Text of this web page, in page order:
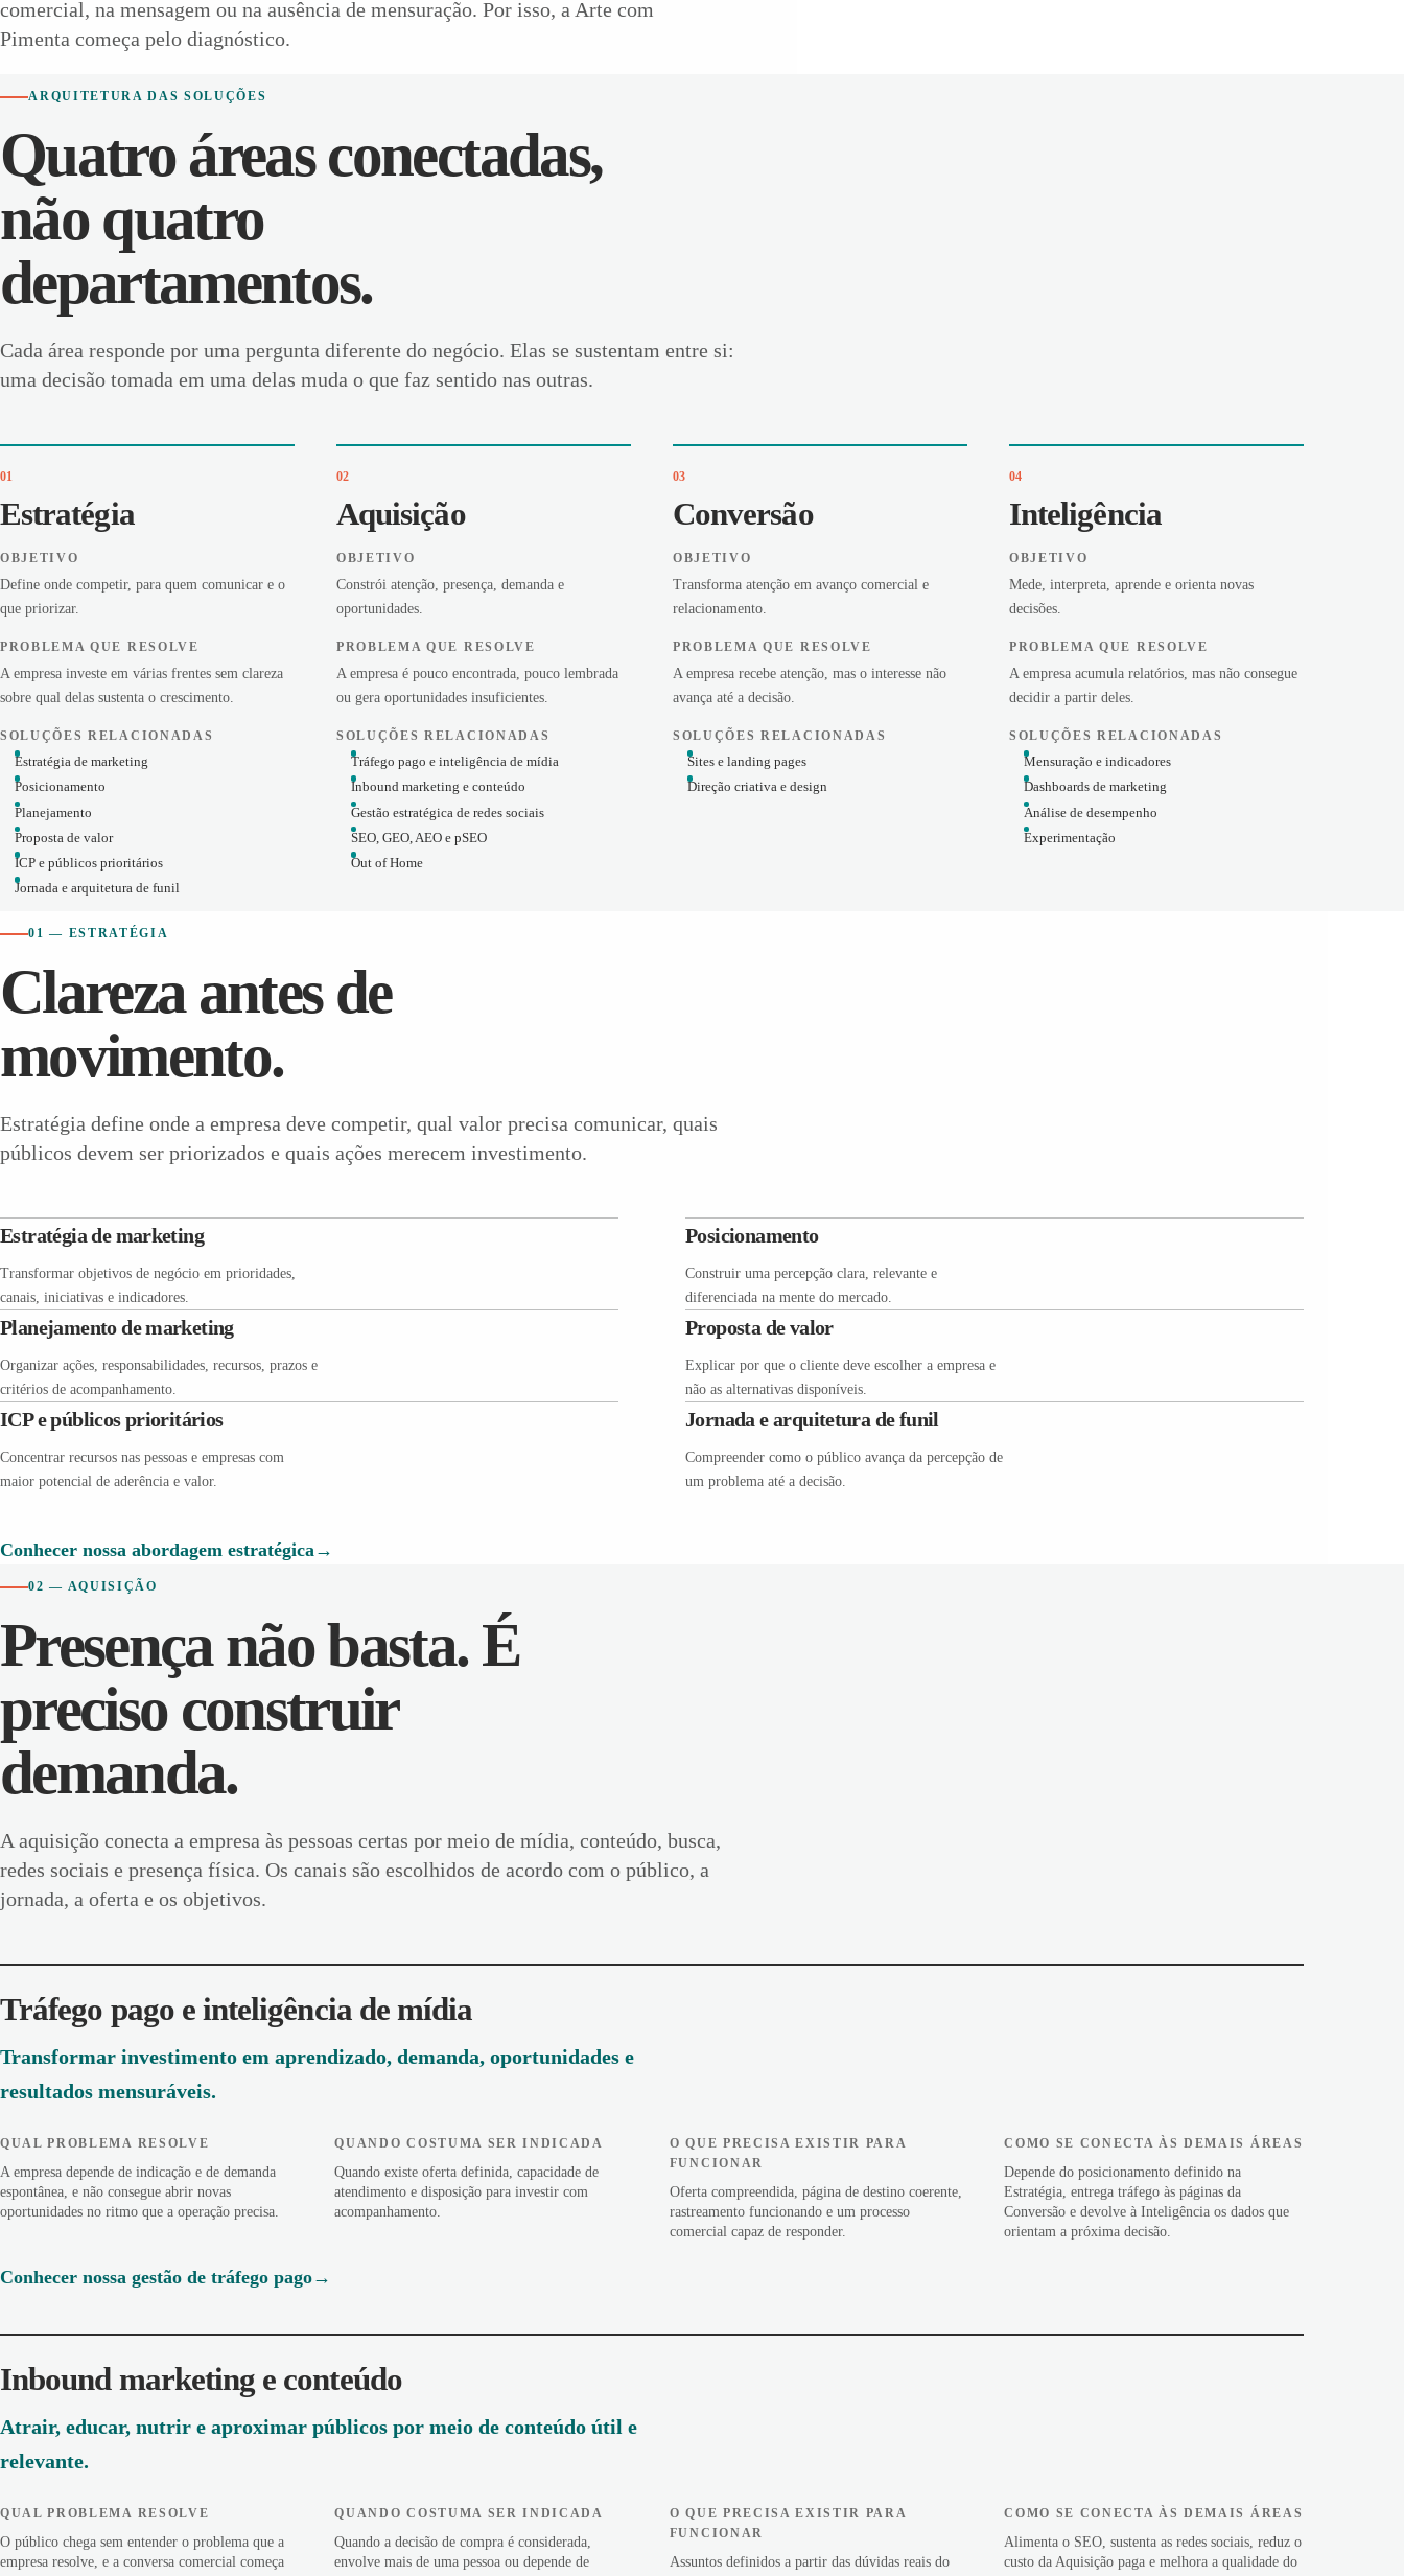
comercial, na mensagem ou na ausência de mensuração. Por isso, a Arte com
Pimenta começa pelo diagnóstico.
ARQUITETURA DAS SOLUÇÕES
Quatro áreas conectadas,
não quatro
departamentos.
Cada área responde por uma pergunta diferente do negócio. Elas se sustentam entre si:
uma decisão tomada em uma delas muda o que faz sentido nas outras.
01
Estratégia
OBJETIVO
Define onde competir, para quem comunicar e o
que priorizar.
PROBLEMA QUE RESOLVE
A empresa investe em várias frentes sem clareza
sobre qual delas sustenta o crescimento.
SOLUÇÕES RELACIONADAS
Estratégia de marketing
Posicionamento
Planejamento
Proposta de valor
ICP e públicos prioritários
Jornada e arquitetura de funil
02
Aquisição
OBJETIVO
Constrói atenção, presença, demanda e
oportunidades.
PROBLEMA QUE RESOLVE
A empresa é pouco encontrada, pouco lembrada
ou gera oportunidades insuficientes.
SOLUÇÕES RELACIONADAS
Tráfego pago e inteligência de mídia
Inbound marketing e conteúdo
Gestão estratégica de redes sociais
SEO, GEO, AEO e pSEO
Out of Home
03
Conversão
OBJETIVO
Transforma atenção em avanço comercial e
relacionamento.
PROBLEMA QUE RESOLVE
A empresa recebe atenção, mas o interesse não
avança até a decisão.
SOLUÇÕES RELACIONADAS
Sites e landing pages
Direção criativa e design
04
Inteligência
OBJETIVO
Mede, interpreta, aprende e orienta novas
decisões.
PROBLEMA QUE RESOLVE
A empresa acumula relatórios, mas não consegue
decidir a partir deles.
SOLUÇÕES RELACIONADAS
Mensuração e indicadores
Dashboards de marketing
Análise de desempenho
Experimentação
01 — ESTRATÉGIA
Clareza antes de
movimento.
Estratégia define onde a empresa deve competir, qual valor precisa comunicar, quais
públicos devem ser priorizados e quais ações merecem investimento.
Estratégia de marketing
Transformar objetivos de negócio em prioridades,
canais, iniciativas e indicadores.
Posicionamento
Construir uma percepção clara, relevante e
diferenciada na mente do mercado.
Planejamento de marketing
Organizar ações, responsabilidades, recursos, prazos e
critérios de acompanhamento.
Proposta de valor
Explicar por que o cliente deve escolher a empresa e
não as alternativas disponíveis.
ICP e públicos prioritários
Concentrar recursos nas pessoas e empresas com
maior potencial de aderência e valor.
Jornada e arquitetura de funil
Compreender como o público avança da percepção de
um problema até a decisão.
Conhecer nossa abordagem estratégica
02 — AQUISIÇÃO
Presença não basta. É
preciso construir
demanda.
A aquisição conecta a empresa às pessoas certas por meio de mídia, conteúdo, busca,
redes sociais e presença física. Os canais são escolhidos de acordo com o público, a
jornada, a oferta e os objetivos.
Tráfego pago e inteligência de mídia
Transformar investimento em aprendizado, demanda, oportunidades e
resultados mensuráveis.
QUAL PROBLEMA RESOLVE
A empresa depende de indicação e de demanda
espontânea, e não consegue abrir novas
oportunidades no ritmo que a operação precisa.
QUANDO COSTUMA SER INDICADA
Quando existe oferta definida, capacidade de
atendimento e disposição para investir com
acompanhamento.
O QUE PRECISA EXISTIR PARA
FUNCIONAR
Oferta compreendida, página de destino coerente,
rastreamento funcionando e um processo
comercial capaz de responder.
COMO SE CONECTA ÀS DEMAIS ÁREAS
Depende do posicionamento definido na
Estratégia, entrega tráfego às páginas da
Conversão e devolve à Inteligência os dados que
orientam a próxima decisão.
Conhecer nossa gestão de tráfego pago
Inbound marketing e conteúdo
Atrair, educar, nutrir e aproximar públicos por meio de conteúdo útil e
relevante.
QUAL PROBLEMA RESOLVE
O público chega sem entender o problema que a
empresa resolve, e a conversa comercial começa
QUANDO COSTUMA SER INDICADA
Quando a decisão de compra é considerada,
envolve mais de uma pessoa ou depende de
O QUE PRECISA EXISTIR PARA
FUNCIONAR
Assuntos definidos a partir das dúvidas reais do
COMO SE CONECTA ÀS DEMAIS ÁREAS
Alimenta o SEO, sustenta as redes sociais, reduz o
custo da Aquisição paga e melhora a qualidade do